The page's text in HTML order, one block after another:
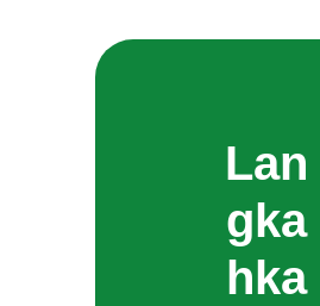
Lan
gka
hka